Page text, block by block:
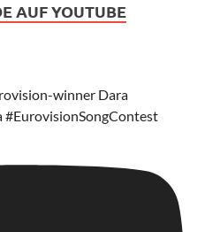
AUF YOUTUBE
winner Dara
#EurovisionSongContest